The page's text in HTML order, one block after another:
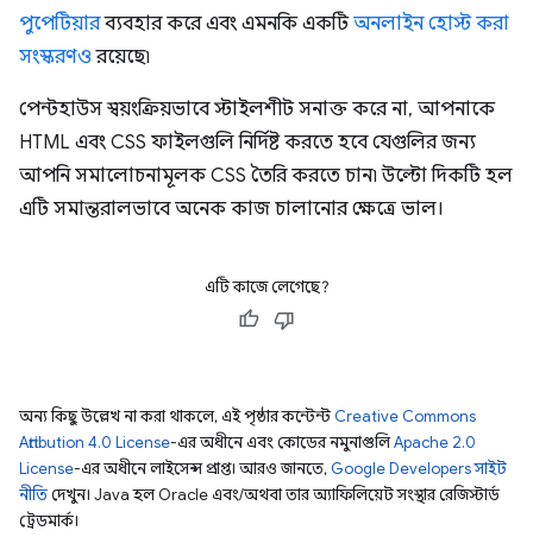
পুপেটিয়ারব্যবহার করে এবং এমনকি একটিঅনলাইন হোস্ট করা
সংস্করণও রয়েছে৷
পেন্টহাউস স্বয়ংক্রিয়ভাবে স্টাইলশীট সনাক্ত করে না, আপনাকে
HTML এবং CSS ফাইলগুলি নির্দিষ্ট করতে হবে যেগুলির জন্য
আপনি সমালোচনামূলক CSS তৈরি করতে চান৷ উল্টো দিকটি হল
এটি সমান্তরালভাবে অনেক কাজ চালানোর ক্ষেত্রে ভাল।
এটি কাজে লেগেছে?
অন্য কিছু উল্লেখ না করা থাকলে, এই পৃষ্ঠার কন্টেন্ট Creative Commons
Attribution 4.0 License-এর অধীনে এবং কোডের নমুনাগুলিApache 2.0
License-এর অধীনে লাইসেন্স প্রাপ্ত। আরও জানতে, Google Developers সাইট
নীতিদেখুন। Java হল Oracle এবং/অথবা তার অ্যাফিলিয়েট সংস্থার রেজিস্টার্ড
ট্রেডমার্ক।